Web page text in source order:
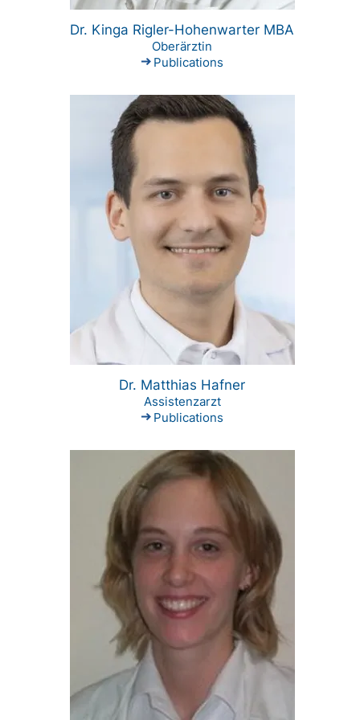
Dr. Kinga Rigler-Hohenwarter MBA
Oberärztin
Publications
Dr. Matthias Hafner
Assistenzarzt
Publications